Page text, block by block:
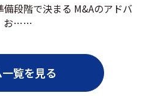
段階で決まる M&Aのアドバ
お……
覧を見る